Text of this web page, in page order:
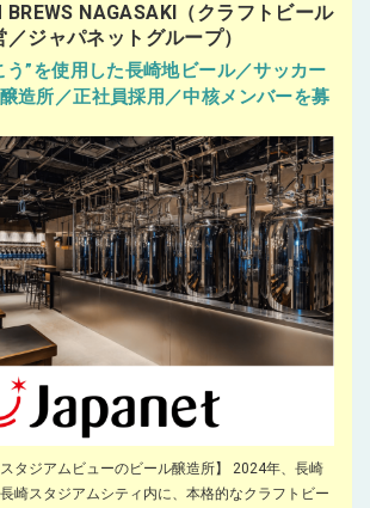
NAGASAKI（クラフトビール
ジャパネットグループ）
う”を使用した長崎地ビール／サッカー
造所／正社員採用／中核メンバーを募
スタジアムビューのビール醸造所】 2024年、長崎
崎スタジアムシティ内に、本格的なクラフトビー